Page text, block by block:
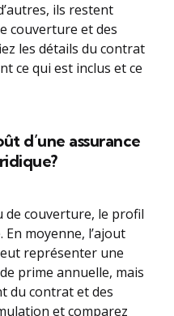
ils restent
couverture et des
les détails du contrat
ce qui est inclus et ce
d’une assurance
de couverture, le profil
moyenne, l’ajout
représenter une
prime annuelle, mais
du contrat et des
et comparez